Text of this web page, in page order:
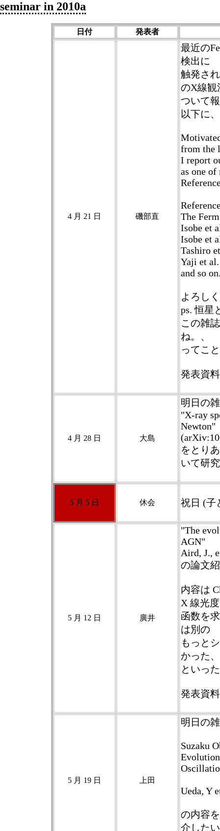
seminar in 2010a
日付 発表者
4 月 21 日 磯部直
最近の
検出に
触発さ
のX線観
ついて
以下に
from the
I report
as one
The
Isobe et
Isobe et
Tashiro
Yaji et
and so
よろし
ps. 恒星
この雑
ね。、
ってこ
発表資
4 月 28 日 大島
明日の
"X-ray
Newton"
をとり
いて研
5 月 5 日 休会 祝日 (子
5 月 12 日 廣井
"The
AGN"
Aird, J.,
の論文
内容は
X 線光度
函数を
は別の
もっと
かった、
といっ
発表資
5 月 19 日 上田
明日の
Suzaku
Ueda, Y
の内容
介した